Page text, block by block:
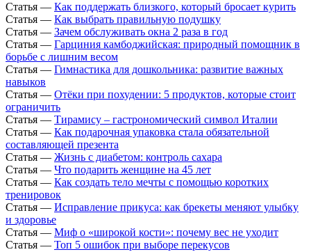
Статья — Как поддержать близкого, который бросает курить
Статья — Как выбрать правильную подушку
Статья — Зачем обслуживать окна 2 раза в год
Статья — Гарциния камбоджийская: природный помощник в
борьбе с лишним весом
Статья — Гимнастика для дошкольника: развитие важных
навыков
Статья — Отёки при похудении: 5 продуктов, которые стоит
ограничить
Статья — Тирамису – гастрономический символ Италии
Статья — Как подарочная упаковка стала обязательной
составляющей презента
Статья — Жизнь с диабетом: контроль сахара
Статья — Что подарить женщине на 45 лет
Статья — Как создать тело мечты с помощью коротких
тренировок
Статья — Исправление прикуса: как брекеты меняют улыбку
и здоровье
Статья — Миф о «широкой кости»: почему вес не уходит
Статья — Топ 5 ошибок при выборе перекусов